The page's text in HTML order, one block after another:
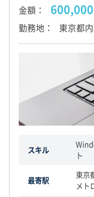
金額
勤務地 東京都
スキル
ト
最寄駅
東京
メト